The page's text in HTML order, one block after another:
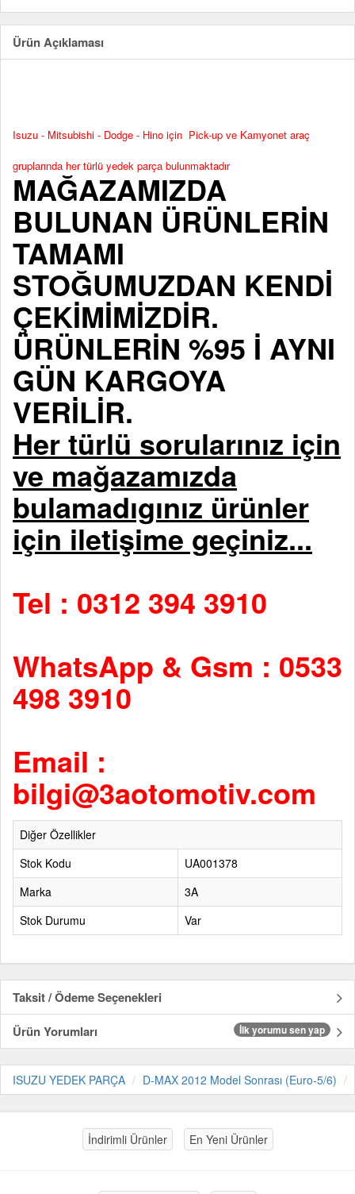
Ürün Açıklaması
Isuzu - Mitsubishi - Dodge - Hino için Pick-up ve Kamyonet araç
gruplarında her türlü yedek parça bulunmaktadır
MAĞAZAMIZDA
BULUNAN ÜRÜNLERİN
TAMAMI
STOĞUMUZDAN KENDİ
ÇEKİMİMİZDİR.
ÜRÜNLERİN %95 İ AYNI
GÜN KARGOYA
VERİLİR.
Her türlü sorularınız için
ve mağazamızda
bulamadıgınız ürünler
için iletişime geçiniz...
Tel : 0312 394 3910
WhatsApp & Gsm : 0533
498 3910
Email :
bilgi@3aotomotiv.com
Diğer Özellikler
Stok Kodu
UA001378
Marka
3A
Stok Durumu
Var
Taksit / Ödeme Seçenekleri
Ürün Yorumları
İlk yorumu sen yap
ISUZU YEDEK PARÇA D-MAX 2012 Model Sonrası (Euro-5/6)
İndirimli Ürünler En Yeni Ürünler